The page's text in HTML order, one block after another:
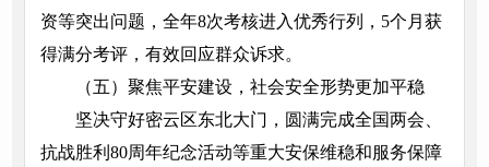
资等突出问题，全年8次考核进入优秀行列，5个月获
得满分考评，有效回应群众诉求。
（五）聚焦平安建设，社会安全形势更加平稳
坚决守好密云区东北大门，圆满完成全国两会、
抗战胜利80周年纪念活动等重大安保维稳和服务保障